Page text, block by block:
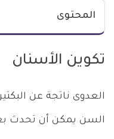
المحتوى
تكوين الأسنان
العدوى ناتجة عن
السن يمكن أن تحدث